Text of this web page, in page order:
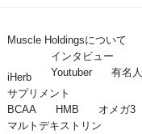
Muscle Holdingsについて
iHerb
インタビュー
Youtuber
有名人
サプリメント
BCAA
HMB オメガ3
マルトデキストリン